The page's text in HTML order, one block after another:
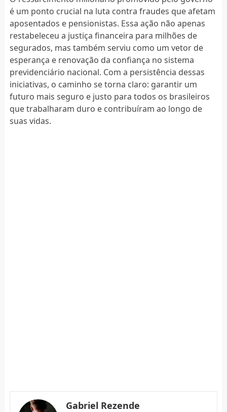
é um ponto crucial na luta contra fraudes que afetam
aposentados e pensionistas. Essa ação não apenas
restabeleceu a justiça financeira para milhões de
segurados, mas também serviu como um vetor de
esperança e renovação da confiança no sistema
previdenciário nacional. Com a persistência dessas
iniciativas, o caminho se torna claro: garantir um
futuro mais seguro e justo para todos os brasileiros
que trabalharam duro e contribuíram ao longo de
suas vidas.
Gabriel Rezende